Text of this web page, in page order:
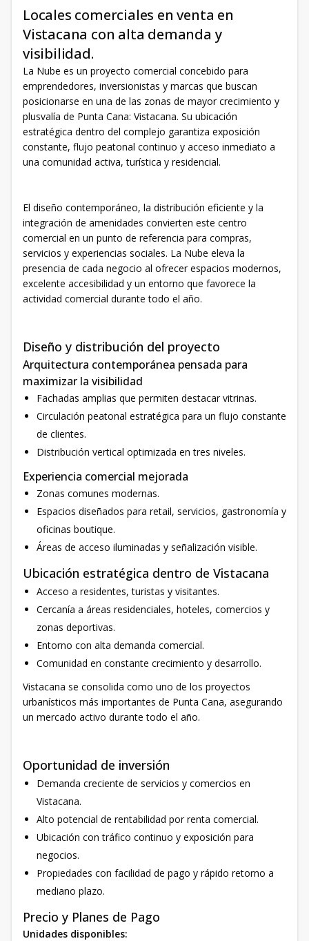
Locales comerciales en venta en
Vistacana con alta demanda y
visibilidad.
La Nube es un proyecto comercial concebido para
emprendedores, inversionistas y marcas que buscan
posicionarse en una de las zonas de mayor crecimiento y
plusvalía de Punta Cana: Vistacana. Su ubicación
estratégica dentro del complejo garantiza exposición
constante, flujo peatonal continuo y acceso inmediato a
una comunidad activa, turística y residencial.
El diseño contemporáneo, la distribución eficiente y la
integración de amenidades convierten este centro
comercial en un punto de referencia para compras,
servicios y experiencias sociales. La Nube eleva la
presencia de cada negocio al ofrecer espacios modernos,
excelente accesibilidad y un entorno que favorece la
actividad comercial durante todo el año.
Diseño y distribución del proyecto
Arquitectura contemporánea pensada para
maximizar la visibilidad
Fachadas amplias que permiten destacar vitrinas.
Circulación peatonal estratégica para un flujo constante
de clientes.
Distribución vertical optimizada en tres niveles.
Experiencia comercial mejorada
Zonas comunes modernas.
Espacios diseñados para retail, servicios, gastronomía y
oficinas boutique.
Áreas de acceso iluminadas y señalización visible.
Ubicación estratégica dentro de Vistacana
Acceso a residentes, turistas y visitantes.
Cercanía a áreas residenciales, hoteles, comercios y
zonas deportivas.
Entorno con alta demanda comercial.
Comunidad en constante crecimiento y desarrollo.
Vistacana se consolida como uno de los proyectos
urbanísticos más importantes de Punta Cana, asegurando
un mercado activo durante todo el año.
Oportunidad de inversión
Demanda creciente de servicios y comercios en
Vistacana.
Alto potencial de rentabilidad por renta comercial.
Ubicación con tráfico continuo y exposición para
negocios.
Propiedades con facilidad de pago y rápido retorno a
mediano plazo.
Precio y Planes de Pago
Unidades disponibles: